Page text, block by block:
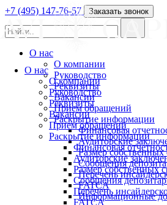
О нас
О компании
Руководство
Реквизиты
Вакансии
Прием обращений
Раскрытие информации
Финансовая
Аудиторские
Размер собственных
Сообщения
Перечень
FATCA
+7 (495) 147-76-57 Заказать звонок
О нас
О компании
Руководство
Реквизиты
Вакансии
Прием обращений
Раскрытие информации
Финансовая
Аудиторские
Размер собственных
Сообщения
Перечень
FATCA
Информационные